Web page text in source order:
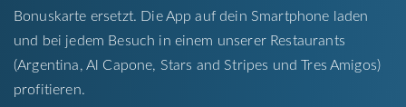
Bonuskarte ersetzt. Die App auf dein Smartphone laden
und bei jedem Besuch in einem unserer Restaurants
(Argentina, Al Capone, Stars and Stripes und Tres Amigos)
profitieren.